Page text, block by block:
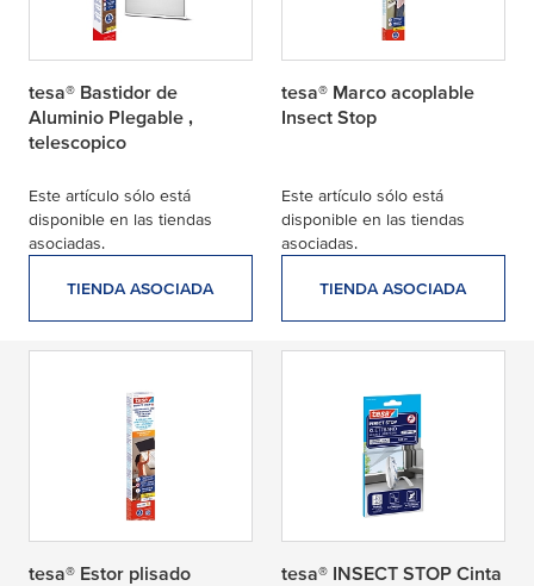
tesa® Bastidor de
Aluminio Plegable ,
telescopico
Este artículo sólo está
disponible en las tiendas
asociadas.
TIENDA ASOCIADA
tesa® Marco acoplable
Insect Stop
Este artículo sólo está
disponible en las tiendas
asociadas.
TIENDA ASOCIADA
tesa® Estor plisado
tesa® INSECT STOP Cinta